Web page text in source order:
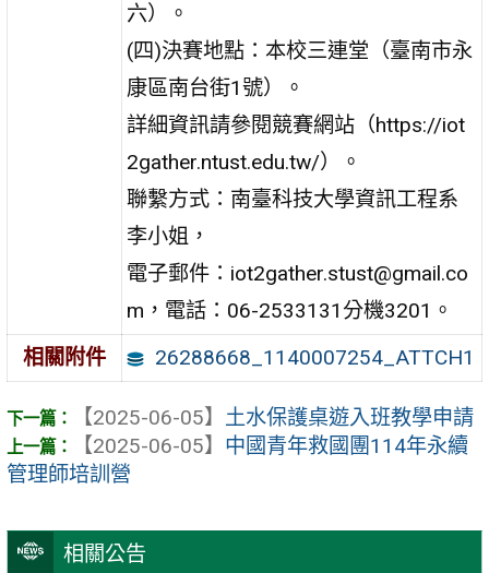
相關公告
六）。
(四)決賽地點：本校三連堂（臺南市永
康區南台街1號）。
詳細資訊請參閱競賽網站（https://iot
2gather.ntust.edu.tw/）。
聯繫方式：南臺科技大學資訊工程系
李小姐，
電子郵件：iot2gather.stust@gmail.co
m，電話：06-2533131分機3201。
相關附件
26288668_1140007254_ATTCH1
【2025-06-05】 土水保護桌遊入班教學申請
【2025-06-05】 中國青年救國團114年永續
管理師培訓營